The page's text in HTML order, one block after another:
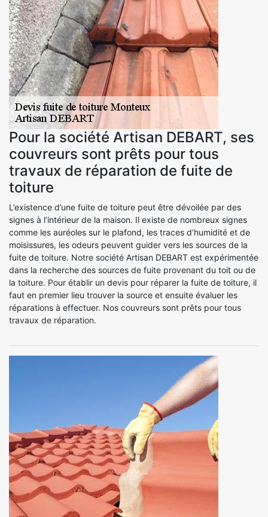
Pour la société Artisan DEBART, ses
couvreurs sont prêts pour tous
travaux de réparation de fuite de
toiture
L’existence d’une fuite de toiture peut être dévoilée par des
signes à l’intérieur de la maison. Il existe de nombreux signes
comme les auréoles sur le plafond, les traces d’humidité et de
moisissures, les odeurs peuvent guider vers les sources de la
fuite de toiture. Notre société Artisan DEBART est expérimentée
dans la recherche des sources de fuite provenant du toit ou de
la toiture. Pour établir un devis pour réparer la fuite de toiture, il
faut en premier lieu trouver la source et ensuite évaluer les
réparations à effectuer. Nos couvreurs sont prêts pour tous
travaux de réparation.